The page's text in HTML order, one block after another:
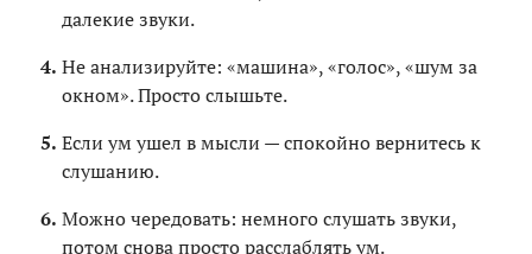
далекие звуки.
Не анализируйте: «машина», «голос», «шум за
окном». Просто слышьте.
Если ум ушел в мысли — спокойно вернитесь к
слушанию.
Можно чередовать: немного слушать звуки,
потом снова просто расслаблять ум.